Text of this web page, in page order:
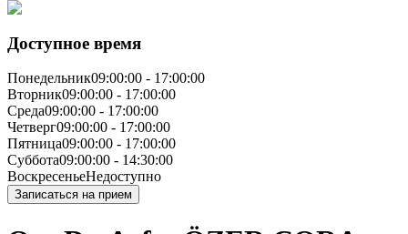
Доступное время
Понедельник09:00:00 - 17:00:00
Вторник09:00:00 - 17:00:00
Среда09:00:00 - 17:00:00
Четверг09:00:00 - 17:00:00
Пятница09:00:00 - 17:00:00
Суббота09:00:00 - 14:30:00
ВоскресеньеНедоступно
Записаться на прием